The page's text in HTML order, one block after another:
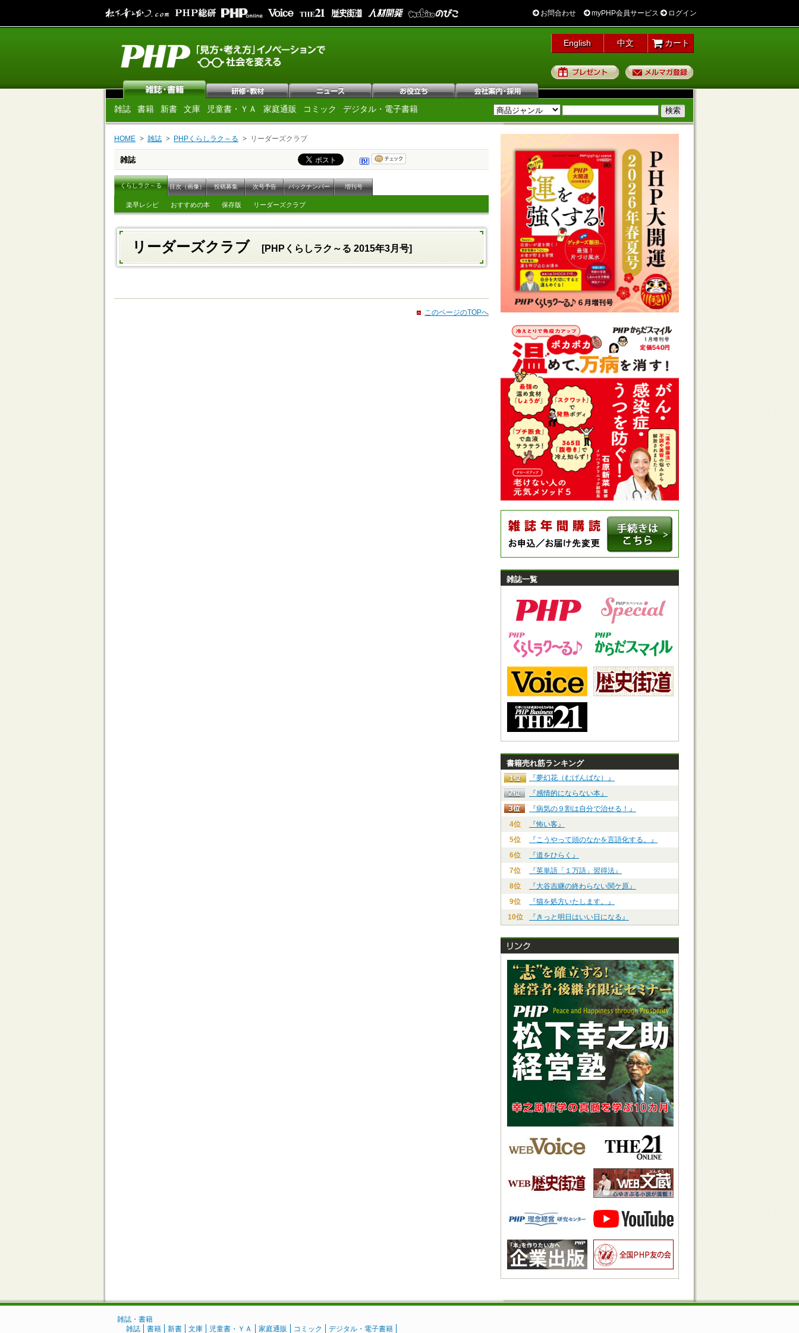
お問合わせ myPHP会員サービス ログイン
English 中文 カート
プレゼント
雑誌 書籍 新書 文庫 児童書・ＹＡ 家庭通販 コミック デジタル・電子書籍
HOME 雑誌 PHPくらしラク～る リーダーズクラブ
雑誌
くらしラク～る 目次（画像） 投稿募集 次号予告 バックナンバー 増刊号
楽早レシピ おすすめの本 保存版 リーダーズクラブ
リーダーズクラブ [PHPくらしラク～る 2015年3月号]
このページのTOPへ
雑誌一覧
書籍売れ筋ランキング
『夢幻花（むげんばな）』
『感情的にならない本』
『病気の９割は自分で治せる！』
4位
『怖い客』
5位
『こうやって頭のなかを言語化する。』
6位
『道をひらく』
7位
『英単語「１万語」習得法』
8位
『大谷吉継の終わらない関ケ原』
9位
『猫を処方いたします。』
10位
『きっと明日はいい日になる』
雑誌・書籍
雑誌
書籍 新書 文庫 児童書・ＹＡ 家庭通販 コミック デジタル・電子書籍